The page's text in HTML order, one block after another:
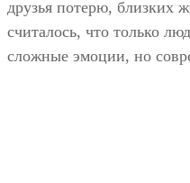
друзья потерю, близких
считалось, что только
сложные эмоции, но